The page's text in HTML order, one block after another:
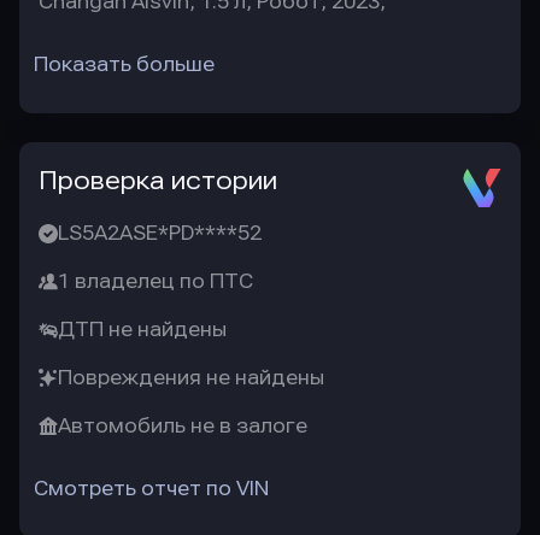
Показать больше
Проверка истории
LS5A2ASE*PD****52
1 владелец по ПТС
ДТП не найдены
Повреждения не найдены
Автомобиль не в залоге
Смотреть отчет по VIN